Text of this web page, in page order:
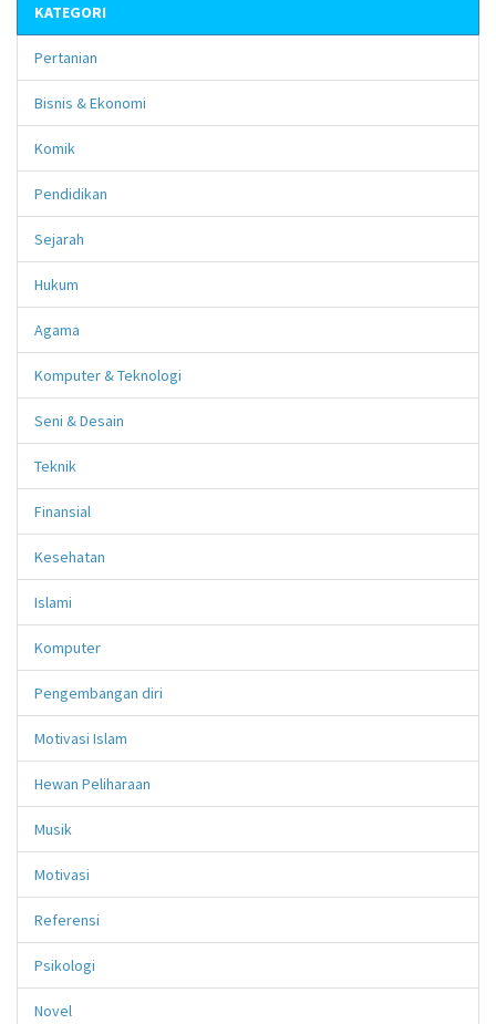
KATEGORI
Pertanian
Bisnis & Ekonomi
Komik
Pendidikan
Sejarah
Hukum
Agama
Komputer & Teknologi
Seni & Desain
Teknik
Finansial
Kesehatan
Islami
Komputer
Pengembangan diri
Motivasi Islam
Hewan Peliharaan
Musik
Motivasi
Referensi
Psikologi
Novel